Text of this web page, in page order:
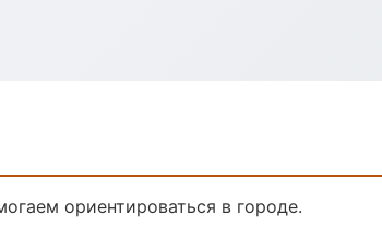
ориентироваться в городе.